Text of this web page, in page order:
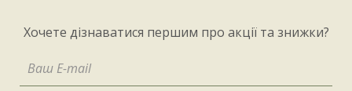
Хочете дізнаватися першим про акції та знижки?